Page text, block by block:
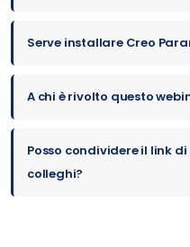
Serve installare Creo
A chi è rivolto questo
Posso condividere il link
colleghi?